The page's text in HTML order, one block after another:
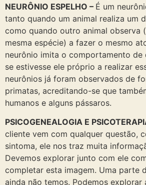
NEURÔNIO ESPELHO – É um
tanto quando um animal realiza um
como quando outro animal observa
mesma espécie) a fazer o mesmo
neurônio imita o comportamento de
se estivesse ele próprio a realizar
neurônios já foram observados de
primatas, acreditando-se que
humanos e alguns pássaros.
PSICOGENEALOGIA E
cliente vem com qualquer questão,
sintoma, ele nos traz muita
Devemos explorar junto com ele
completar esta imagem. Uma parte
ainda não temos. Podemos explorar